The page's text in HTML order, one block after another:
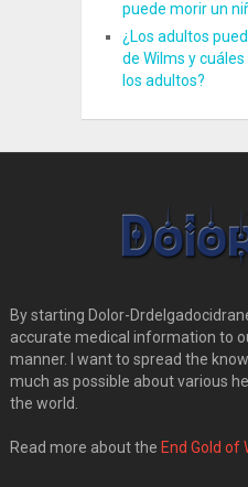
puede morir un
¿Los adultos
de Wilms y
los adultos?
By starting Dolor-
accurate medical information to
manner. I want to spread the
much as possible about various
the world.
Read more about the End Gold of